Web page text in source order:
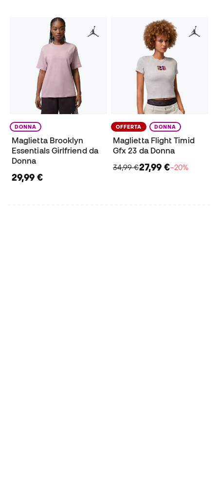
DONNA
Maglietta Brooklyn
Essentials Girlfriend da
Donna
29,99 €
OFFERTA DONNA
Maglietta Flight Timid
Gfx 23 da Donna
34,99 €27,99 €−20%